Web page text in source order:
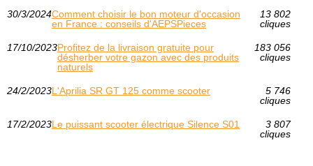
30/3/2024Comment choisir le bon moteur d'occasion
en France : conseils d'AEPSPieces
13 802
cliques
17/10/2023Profitez de la livraison gratuite pour
désherber votre gazon avec des produits
naturels
183 056
cliques
24/2/2023L'Aprilia SR GT 125 comme scooter
5 746
cliques
17/2/2023Le puissant scooter électrique Silence S01
3 807
cliques